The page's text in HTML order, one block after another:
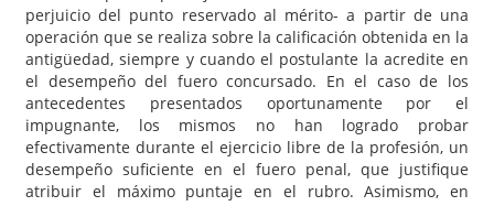
perjuicio del punto reservado al mérito- a partir de una
operación que se realiza sobre la calificación obtenida en la
antigüedad, siempre y cuando el postulante la acredite en
el desempeño del fuero concursado. En el caso de los
antecedentes presentados oportunamente por el
impugnante, los mismos no han logrado probar
efectivamente durante el ejercicio libre de la profesión, un
desempeño suficiente en el fuero penal, que justifique
atribuir el máximo puntaje en el rubro. Asimismo, en